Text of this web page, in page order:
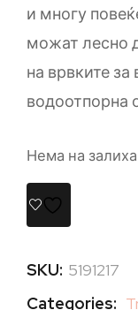
и многу
можат лесно
на врвките
водоотпорна
Нема на залиха
SKU: 5191217
Categories: